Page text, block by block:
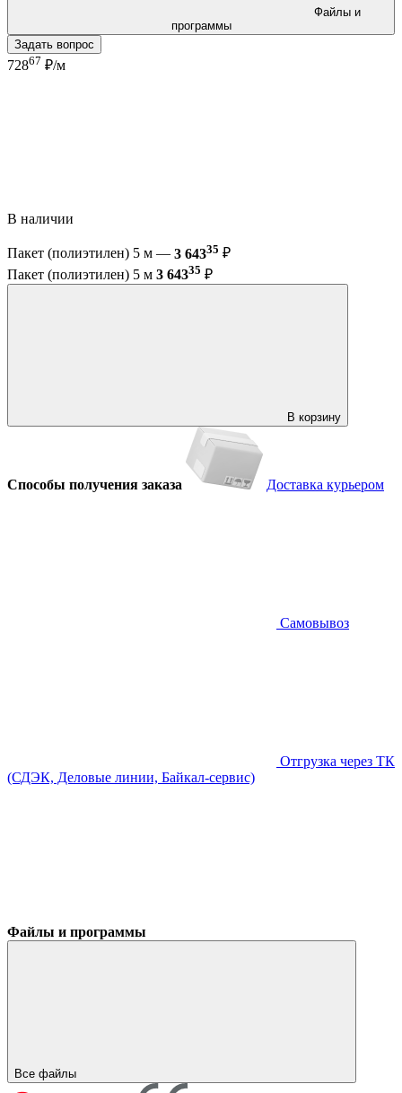
программы
Задать вопрос
72867 ₽/м
В наличии
Пакет (полиэтилен) 5 м — 3 64335 ₽
Пакет (полиэтилен) 5 м 3 64335 ₽
В корзину
Способы получения заказа Доставка курьером
Самовывоз
Отгрузка через ТК
(СДЭК, Деловые линии, Байкал-сервис)
Файлы и программы
Все файлы